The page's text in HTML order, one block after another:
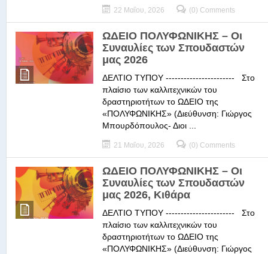
22 Μαΐου, 2026 (0) Comments
ΩΔΕΙΟ ΠΟΛΥΦΩΝΙΚΗΣ – Οι
Συναυλίες των Σπουδαστών
μας 2026
ΔΕΛΤΙΟ ΤΥΠΟΥ ----------------------- Στο
πλαίσιο των καλλιτεχνικών του
δραστηριοτήτων το ΩΔΕΙΟ της
«ΠΟΛΥΦΩΝΙΚΗΣ» (Διεύθυνση: Γιώργος
Μπουρδόπουλος- Διοι ...
21 Μαΐου, 2026 (0) Comments
ΩΔΕΙΟ ΠΟΛΥΦΩΝΙΚΗΣ – Οι
Συναυλίες των Σπουδαστών
μας 2026, Κιθάρα
ΔΕΛΤΙΟ ΤΥΠΟΥ ----------------------- Στο
πλαίσιο των καλλιτεχνικών του
δραστηριοτήτων το ΩΔΕΙΟ της
«ΠΟΛΥΦΩΝΙΚΗΣ» (Διεύθυνση: Γιώργος